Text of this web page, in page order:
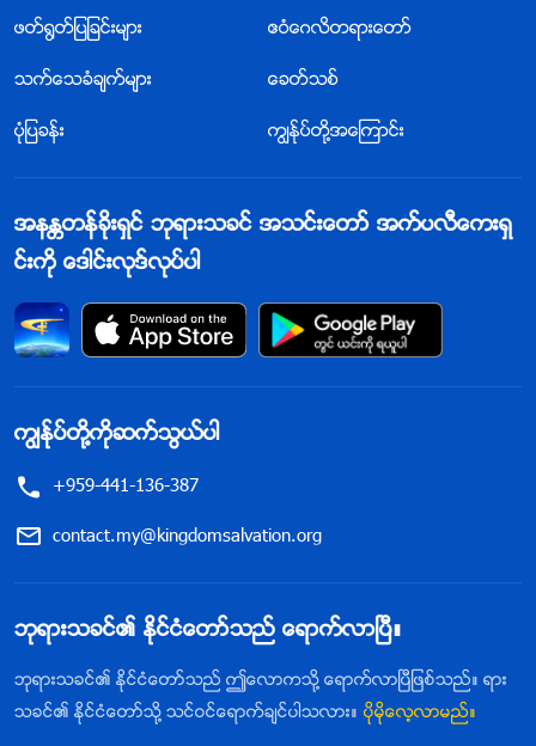
ဖတ္႐ြတ္ျပျခင္းမ်ား ဧဝံေဂလိတရားေတာ္
သက္ေသခံခ်က္မ်ား ေခတ္သစ္
ပုံျပခန္း ကြၽန္ုပ္တို႔အေၾကာင္း
အနႏၲတန္ခိုးရွင္ ဘုရားသခင္ အသင္းေတာ္ အက္ပလီေကးရွ
င္းကို ေဒါင္းလုဒ္လုပ္ပါ
ကြၽန္ုပ္တို႔ကိုဆက္သြယ္ပါ
+959-441-136-387
contact.my@kingdomsalvation.org
ဘုရားသခင္၏ ႏိုင္ငံေတာ္သည္ ေရာက္လာၿပီ။
ဘုရားသခင္၏ ႏိုင္ငံေတာ္သည္ ဤေလာကသို႔ ေရာက္လာၿပီျဖစ္သည္။ ရား
သခင္၏ ႏိုင္ငံေတာ္သို႔ သင္ဝင္ေရာက္ခ်င္ပါသလား။ ပိုမိုေလ့လာမည္။